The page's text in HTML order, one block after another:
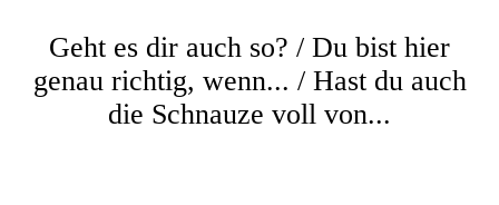
Geht es dir auch so? / Du bist hier
genau richtig, wenn... / Hast du auch
die Schnauze voll von...